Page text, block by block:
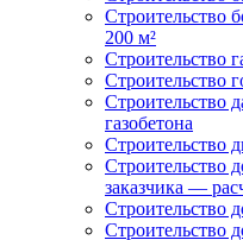
Строительство
200 м²
Строительство
Строительство
Строительство
газобетона
Строительство
Строительство
заказчика —
Строительство
Строительство